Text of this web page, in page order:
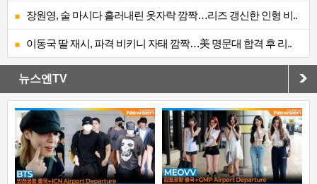
장원영, 술 마시다 흘러내린 옷자락 깜짝…리즈 갱신한 인형 비..
이동국 딸 재시, 파격 비키니 자태 깜짝…美 명문대 합격 후 리..
뉴스엔TV